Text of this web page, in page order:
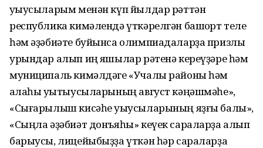
уҡыусыларым менән күп йылдар рәттән
республика кимәлендә үткәрелгән башҡорт теле
һәм әҙәбиәте буйынса олимпиадаларҙа призлы
урындар алып иң яҡшылар рәтенә кереүҙәре һәм
муниципаль кимәлдәге «Учалы районы һәм
ҡалаһы уҡытыусыларының август кәңәшмәһе»,
«Сығарылыш кисәһе уҡыусыларының яҙғы балы»,
«Сыңла әҙәбиәт донъяһы» кеүек сараларҙа алып
барыусы, лицейыбыҙҙа үткән һәр сараларҙа